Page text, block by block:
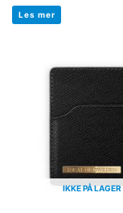
Vurdert
av
5
Les mer
IKKE PÅ LAGER